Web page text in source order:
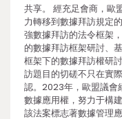
共享。 經充足會商，歐
力轉移到數據拜訪規定
強數據拜訪的法令框架
的數據拜訪框架研討、
框架下的數據拜訪權研
訪題目的切磋不只在實
認。2023年，歐盟議會
數據應用權，努力于構
該法案標志著數據管理